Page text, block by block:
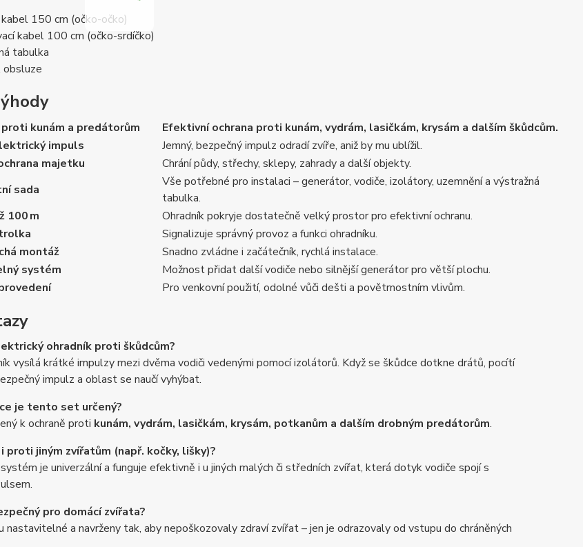
150 cm (očko-očko)
kabel 100 cm (očko-srdíčko)
tabulka
obsluze
proti kunám a predátorům
Efektivní ochrana proti kunám, vydrám, lasičkám, krysám a dalším škůdcům.
impuls
Jemný, bezpečný impulz odradí zvíře, aniž by mu ublížil.
majetku
Chrání půdy, střechy, sklepy, zahrady a další objekty.
sada
Vše potřebné pro instalaci – generátor, vodiče, izolátory, uzemnění a výstražná
tabulka.
100 m
Ohradník pokryje dostatečně velký prostor pro efektivní ochranu.
Signalizuje správný provoz a funkci ohradníku.
montáž
Snadno zvládne i začátečník, rychlá instalace.
systém
Možnost přidat další vodiče nebo silnější generátor pro větší plochu.
Pro venkovní použití, odolné vůči dešti a povětrnostním vlivům.
ohradník proti škůdcům?
vysílá krátké impulzy mezi dvěma vodiči vedenými pomocí izolátorů. Když se škůdce dotkne drátů, pocítí
impulz a oblast se naučí vyhýbat.
je tento set určený?
k ochraně proti kunám, vydrám, lasičkám, krysám, potkanům a dalším drobným predátorům.
i proti jiným zvířatům (např. kočky, lišky)?
je univerzální a funguje efektivně i u jiných malých či středních zvířat, která dotyk vodiče spojí s
pro domácí zvířata?
nastavitelné a navrženy tak, aby nepoškozovaly zdraví zvířat – jen je odrazovaly od vstupu do chráněných